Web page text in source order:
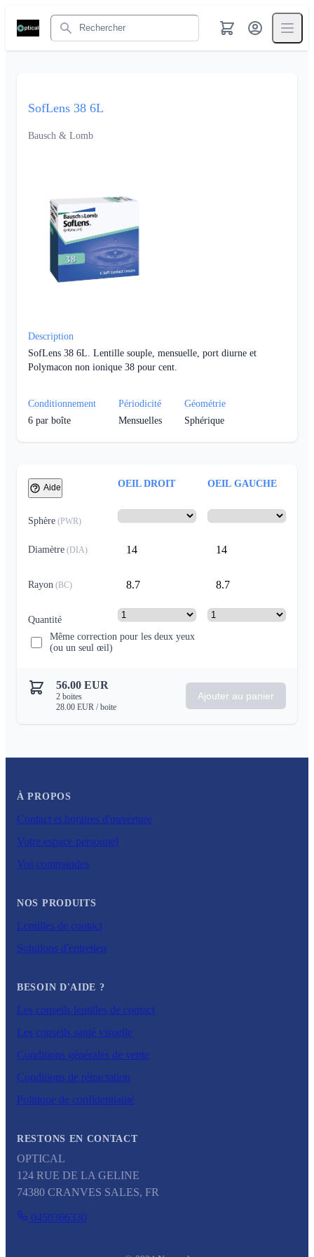
Rechercher
SofLens 38 6L
Bausch & Lomb
Description
SofLens 38 6L. Lentille souple, mensuelle, port diurne et
Polymacon non ionique 38 pour cent.
Conditionnement
6 par boîte
Périodicité
Mensuelles
Géométrie
Sphérique
Aide OEIL DROIT OEIL GAUCHE
Sphère (PWR)
Diamètre (DIA) 14 14
Rayon (BC) 8.7 8.7
Quantité
Même correction pour les deux yeux
(ou un seul œil)
56.00 EUR
2 boites
28.00 EUR / boite
Ajouter au panier
À PROPOS
Contact et horaires d'ouverture
Votre espace personnel
Vos commandes
NOS PRODUITS
Lentilles de contact
Solutions d'entretien
BESOIN D'AIDE ?
Les conseils lentilles de contact
Les conseils santé visuelle
Conditions générales de vente
Conditions de rétractation
Politique de confidentialité
RESTONS EN CONTACT
OPTICAL
124 RUE DE LA GELINE
74380 CRANVES SALES, FR
0450366330